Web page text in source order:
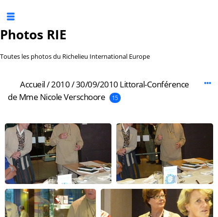
Photos RIE
Toutes les photos du Richelieu International Europe
Accueil/2010/30/09/2010 Littoral-Conférence
de Mme Nicole Verschoore
15